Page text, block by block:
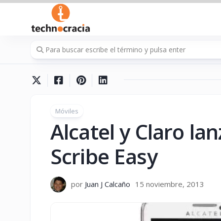
Saltar
contenido
Móviles
Alcatel y Claro
Scribe Easy
por Juan J Calcaño 15 noviembre, 2013